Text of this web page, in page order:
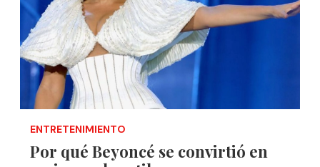
ENTRETENIMIENTO
Por qué Beyoncé se convirtió en